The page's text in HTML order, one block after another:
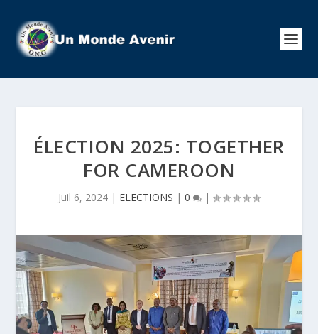
ÉLECTION 2025: TOGETHER
FOR CAMEROON
Juil 6, 2024 | ELECTIONS | 0 |